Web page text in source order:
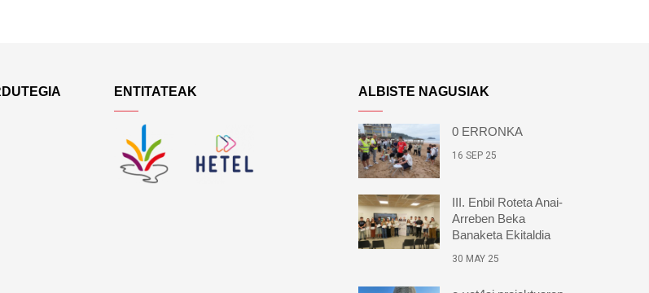
ENTITATEAK ALBISTE NAGUSIAK
0 ERRONKA
16 SEP 25
III. Enbil Roteta Anai-
Arreben Beka
Banaketa Ekitaldia
30 MAY 25